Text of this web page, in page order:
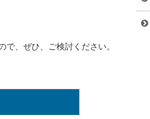
、ぜひ、ご検討ください。